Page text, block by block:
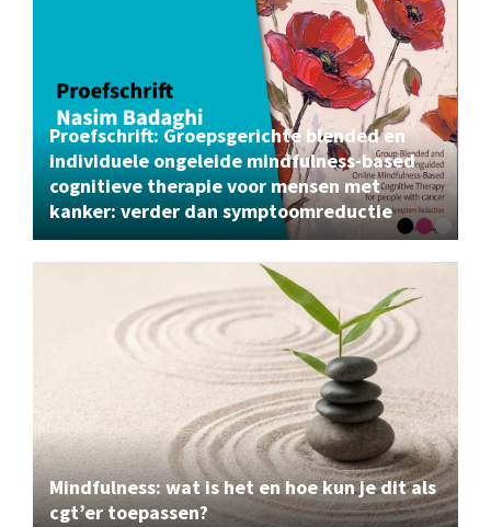
Proefschrift: Groepsgerichte blended en
individuele ongeleide mindfulness-based
cognitieve therapie voor mensen met
kanker: verder dan symptoomreductie
Mindfulness: wat is het en hoe kun je dit als
cgt’er toepassen?